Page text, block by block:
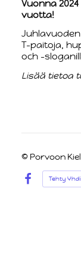
Vuonna
vuotta!
T-paitoja,
och -
Lisää tietoa
© Porvoon
Facebook
Tehty